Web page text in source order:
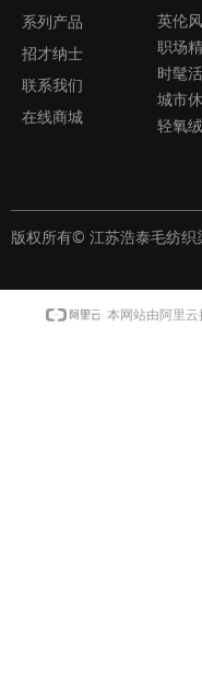
系列产品
招才纳士
联系我们
在线商城
英伦
职场
时髦
城市
版权所有© 江苏浩泰毛纺
本网站由阿里云